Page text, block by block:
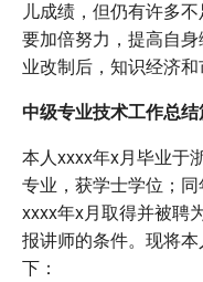
儿成绩，但仍有许多
要加倍努力，提高自
业改制后，知识经济和
中级专业技术工作总
本人xxxx年x月毕业于
专业，获学士学位；同
xxxx年x月取得并被聘
报讲师的条件。现将
下：